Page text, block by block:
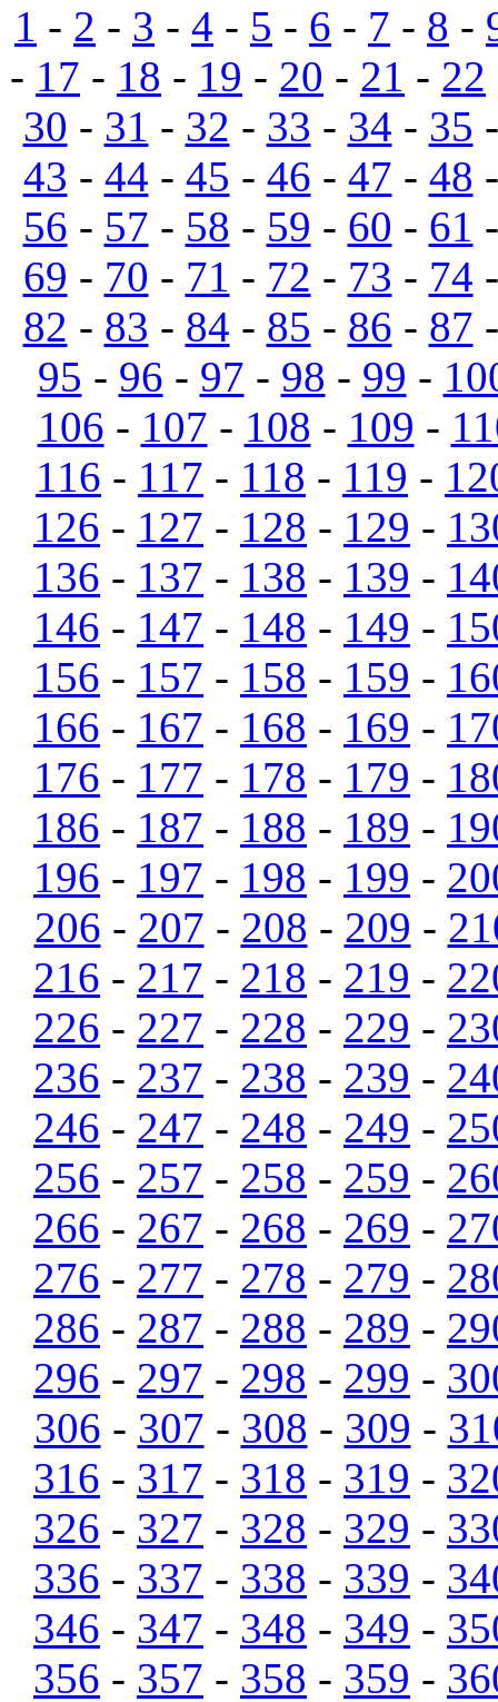
1 - 2 - 3 - 4 - 5 - 6 - 7 - 8 -
- 17 - 18 - 19 - 20 - 21 - 22
30 - 31 - 32 - 33 - 34 - 35
43 - 44 - 45 - 46 - 47 - 48
56 - 57 - 58 - 59 - 60 - 61
69 - 70 - 71 - 72 - 73 - 74
82 - 83 - 84 - 85 - 86 - 87
95 - 96 - 97 - 98 - 99 -
106 - 107 - 108 - 109 -
116 - 117 - 118 - 119 -
126 - 127 - 128 - 129 -
136 - 137 - 138 - 139 -
146 - 147 - 148 - 149 -
156 - 157 - 158 - 159 -
166 - 167 - 168 - 169 -
176 - 177 - 178 - 179 -
186 - 187 - 188 - 189 -
196 - 197 - 198 - 199 -
206 - 207 - 208 - 209 -
216 - 217 - 218 - 219 -
226 - 227 - 228 - 229 -
236 - 237 - 238 - 239 -
246 - 247 - 248 - 249 -
256 - 257 - 258 - 259 -
266 - 267 - 268 - 269 -
276 - 277 - 278 - 279 -
286 - 287 - 288 - 289 -
296 - 297 - 298 - 299 -
306 - 307 - 308 - 309 -
316 - 317 - 318 - 319 -
326 - 327 - 328 - 329 -
336 - 337 - 338 - 339 -
346 - 347 - 348 - 349 -
356 - 357 - 358 - 359 -